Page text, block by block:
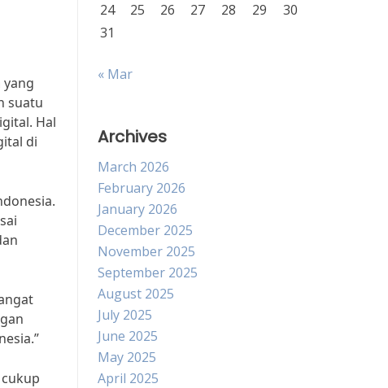
suatu
Hal
di
24
25 26 27 28 29
30
31
« Mar
Archives
March 2026
February 2026
January 2026
December 2025
November 2025
September 2025
August 2025
July 2025
June 2025
May 2025
April 2025